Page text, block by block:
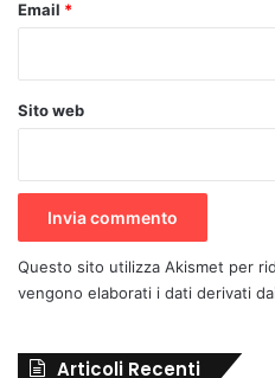
Email *
Sito web
Questo sito utilizza Akismet per
vengono elaborati i dati derivati
Articoli Recenti